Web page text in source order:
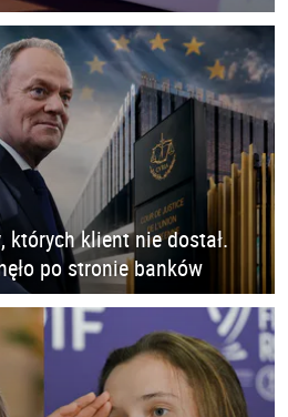
których klient nie dostał.
po stronie banków